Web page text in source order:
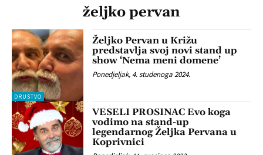
željko pervan
DRUŠTVO
Željko Pervan u Križu
predstavlja svoj novi stand up
show ‘Nema meni domene’
Ponedjeljak, 4. studenoga 2024.
VESELI PROSINAC Evo koga
vodimo na stand-up
legendarnog Željka Pervana u
Koprivnici